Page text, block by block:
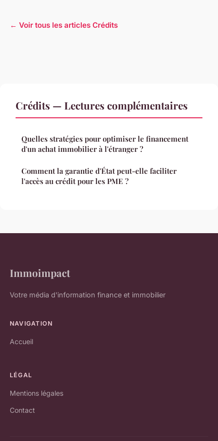
← Voir tous les articles Crédits
Crédits — Lectures complémentaires
Quelles stratégies pour optimiser le financement
d'un achat immobilier à l'étranger ?
Comment la garantie d'État peut-elle faciliter
l'accès au crédit pour les PME ?
Immoimpact
Votre média d'information finance et immobilier
NAVIGATION
Accueil
LÉGAL
Mentions légales
Contact